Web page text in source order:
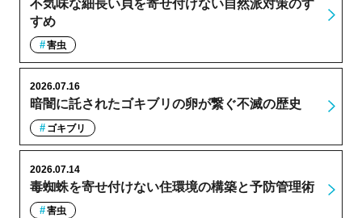
不気味な細長い貝を寄せ付けない自然派対策のす
すめ
害虫
暗闇に託されたゴキブリの卵が繋ぐ不滅の歴史
2026.07.16
ゴキブリ
毒蜘蛛を寄せ付けない住環境の構築と予防管理術
2026.07.14
害虫